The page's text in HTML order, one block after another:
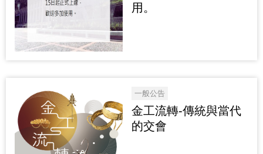
用。
一般公告
金工流轉-傳統與當代
的交會